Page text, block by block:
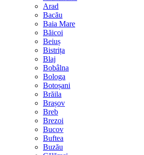
Arad
Bacău
Baia Mare
Băicoi
Beiuș
Bistrița
Blaj
Bobâlna
Bologa
Botoșani
Brăila
Brașov
Breb
Brezoi
Bucov
Buftea
Buzău